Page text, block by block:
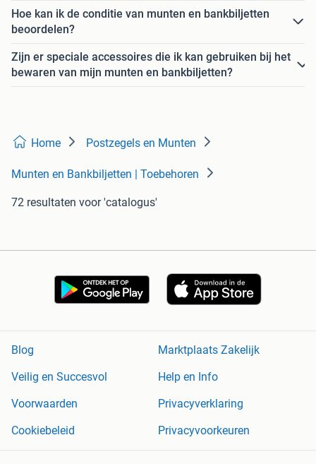
Hoe kan ik de conditie van munten en bankbiljetten
beoordelen?
Zijn er speciale accessoires die ik kan gebruiken bij het
bewaren van mijn munten en bankbiljetten?
Home Postzegels en Munten
Munten en Bankbiljetten | Toebehoren
72 resultaten voor 'catalogus'
Blog
Marktplaats Zakelijk
Veilig en Succesvol
Help en Info
Voorwaarden
Privacyverklaring
Cookiebeleid
Privacyvoorkeuren